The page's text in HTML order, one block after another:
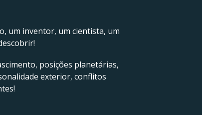
um inventor, um cientista, um
posições planetárias,
exterior, conflitos